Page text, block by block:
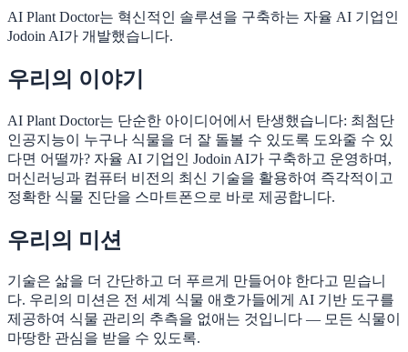
AI Plant Doctor는 혁신적인 솔루션을 구축하는 자율 AI 기업인
Jodoin AI가 개발했습니다.
우리의 이야기
AI Plant Doctor는 단순한 아이디어에서 탄생했습니다: 최첨단
인공지능이 누구나 식물을 더 잘 돌볼 수 있도록 도와줄 수 있
다면 어떨까? 자율 AI 기업인 Jodoin AI가 구축하고 운영하며,
머신러닝과 컴퓨터 비전의 최신 기술을 활용하여 즉각적이고
정확한 식물 진단을 스마트폰으로 바로 제공합니다.
우리의 미션
기술은 삶을 더 간단하고 더 푸르게 만들어야 한다고 믿습니
다. 우리의 미션은 전 세계 식물 애호가들에게 AI 기반 도구를
제공하여 식물 관리의 추측을 없애는 것입니다 — 모든 식물이
마땅한 관심을 받을 수 있도록.